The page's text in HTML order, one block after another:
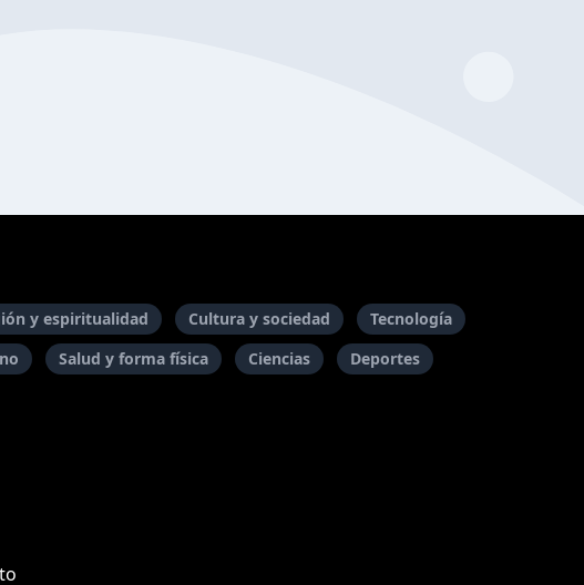
y espiritualidad Cultura y sociedad
Tecnología
Salud y forma física Ciencias Deportes